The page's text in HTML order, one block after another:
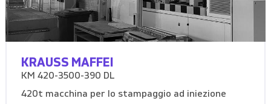
KRAUSS MAFFEI
KM 420-3500-390 DL
420t macchina per lo stampaggio ad iniezione